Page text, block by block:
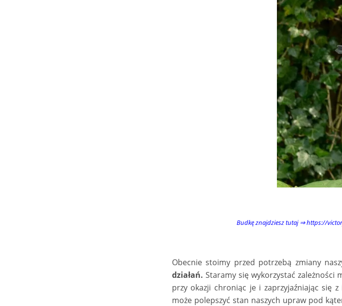
Budkę znajdziesz tutaj ⇒https://
Obecnie stoimy przed potrzebą zmiany
działań. Staramy się wykorzystać zależności
przy okazji chroniąc je i zaprzyjaźniając się
może polepszyć stan naszych upraw pod